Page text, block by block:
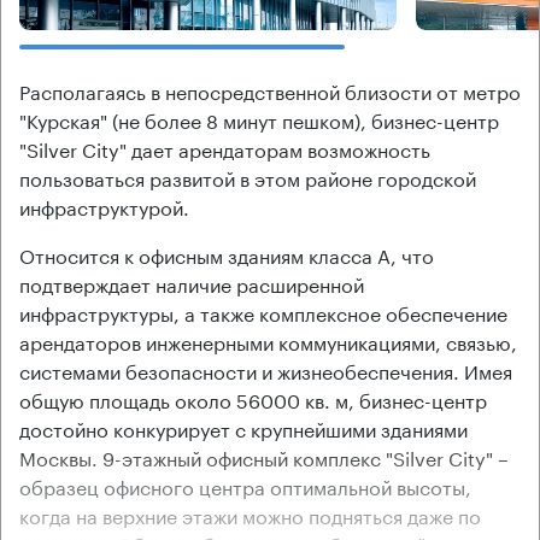
Располагаясь в непосредственной близости от метро
"Курская" (не более 8 минут пешком), бизнес-центр
"Silver City" дает арендаторам возможность
пользоваться развитой в этом районе городской
инфраструктурой.
Относится к офисным зданиям класса А, что
подтверждает наличие расширенной
инфраструктуры, а также комплексное обеспечение
арендаторов инженерными коммуникациями, связью,
системами безопасности и жизнеобеспечения. Имея
общую площадь около 56000 кв. м, бизнес-центр
достойно конкурирует с крупнейшими зданиями
Москвы. 9-этажный офисный комплекс "Silver City" –
образец офисного центра оптимальной высоты,
когда на верхние этажи можно подняться даже по